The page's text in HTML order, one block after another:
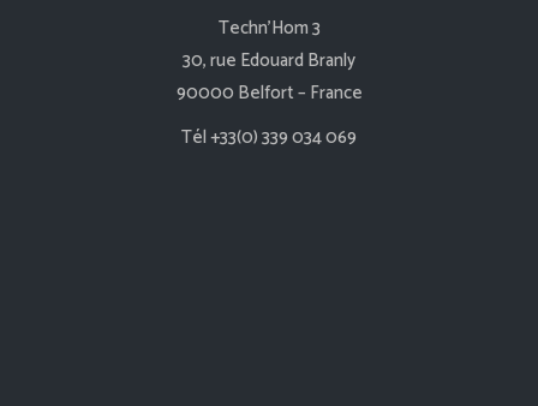
Techn’Hom 3
30, rue Edouard Branly
90000 Belfort – France
Tél +33(0) 339 034 069